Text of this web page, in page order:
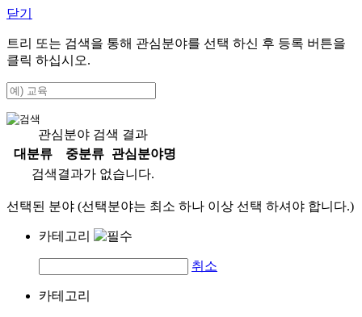
닫기
트리 또는 검색을 통해 관심분야를 선택 하신 후 등록 버튼을
클릭 하십시오.
관심분야 검색 결과
대분류
중분류
관심분야명
검색결과가 없습니다.
선택된 분야 (선택분야는 최소 하나 이상 선택 하셔야 합니다.)
카테고리
취소
카테고리